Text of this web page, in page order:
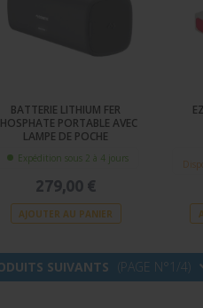
BATTERIE LITHIUM FER
PORTABLE AVEC
LAMPE DE POCHE
Expédition sous 2 à 4 jours
279,00 €
AJOUTER AU PANIER
SUIVANTS (PAGE N°1/4)